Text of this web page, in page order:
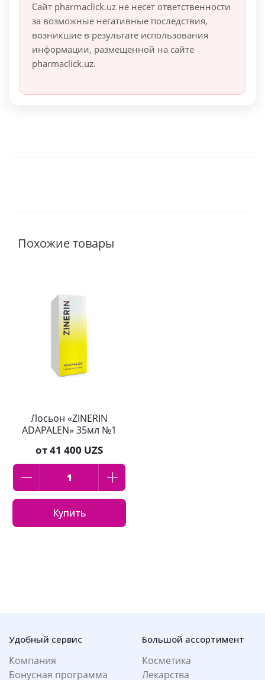
Сайт pharmaclick.uz не несет ответственности
за возможные негативные последствия,
возникшие в результате использования
информации, размещенной на сайте
pharmaclick.uz.
Похожие товары
Лосьон «ZINERIN
ADAPALEN» 35мл №1
от41 400 UZS
Купить
Удобный сервис
Компания
Бонусная программа
Большой ассортимент
Косметика
Лекарства